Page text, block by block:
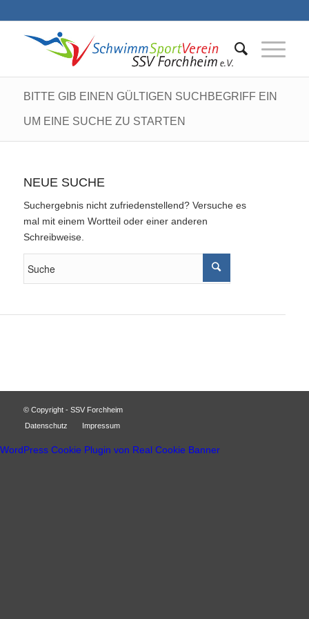
BITTE GIB EINEN GÜLTIGEN SUCHBEGRIFF EIN
UM EINE SUCHE ZU STARTEN
NEUE SUCHE
Suchergebnis nicht zufriedenstellend? Versuche es
mal mit einem Wortteil oder einer anderen
Schreibweise.
© Copyright - SSV Forchheim
Datenschutz
Impressum
WordPress Cookie Plugin von Real Cookie Banner